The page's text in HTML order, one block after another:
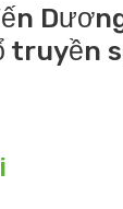
truyền